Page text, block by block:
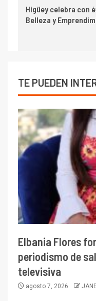
Higüey celebra con
Belleza y
TE PUEDEN
Elbania Flores
periodismo de
televisiva
agosto 7, 2026